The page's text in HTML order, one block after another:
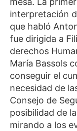
interpretación
que habló
fue dirigida a
derechos
María Bassols
conseguir el
necesidad de
Consejo de
posibilidad de
mirando a los